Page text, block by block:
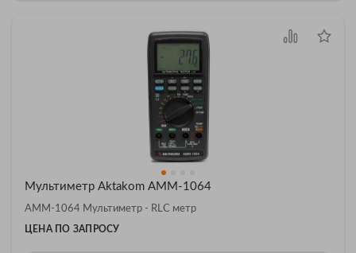
Мультиметр Aktakom АММ-1064
АММ-1064 Мультиметр - RLC метр
ЦЕНА ПО ЗАПРОСУ